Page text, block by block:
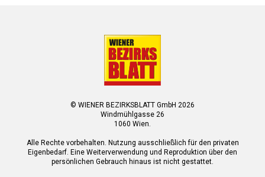
© WIENER BEZIRKSBLATT GmbH 2026
Windmühlgasse 26
1060 Wien.
Alle Rechte vorbehalten. Nutzung ausschließlich für den privaten
Eigenbedarf. Eine Weiterverwendung und Reproduktion über den
persönlichen Gebrauch hinaus ist nicht gestattet.